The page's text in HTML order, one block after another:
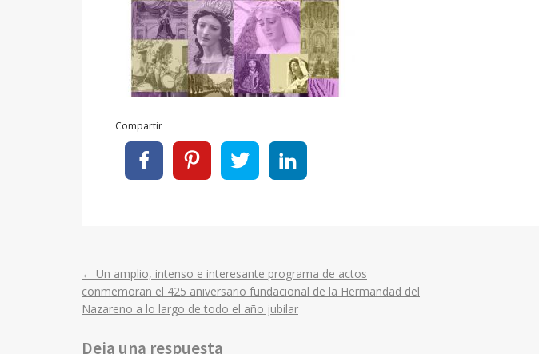
Compartir
Post
navigation
← Un amplio, intenso e interesante programa de actos
conmemoran el 425 aniversario fundacional de la Hermandad del
Nazareno a lo largo de todo el año jubilar
Deja una respuesta